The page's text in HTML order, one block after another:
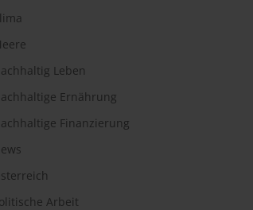
Leben
Ernährung
Finanzierung
Arbeit